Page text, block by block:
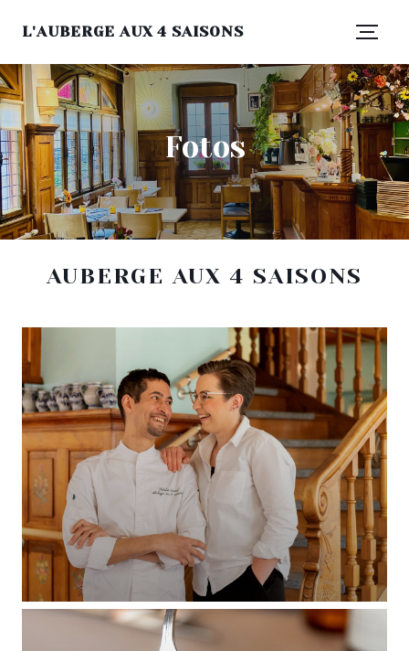
L'AUBERGE AUX 4 SAISONS
Fotos
AUBERGE AUX 4 SAISONS